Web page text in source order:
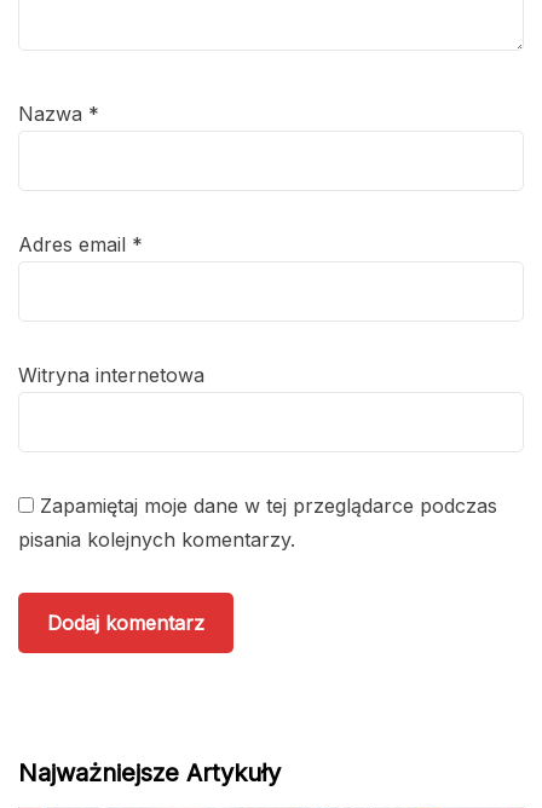
Nazwa *
Adres email *
Witryna internetowa
Zapamiętaj moje dane w tej przeglądarce podczas
pisania kolejnych komentarzy.
Najważniejsze Artykuły